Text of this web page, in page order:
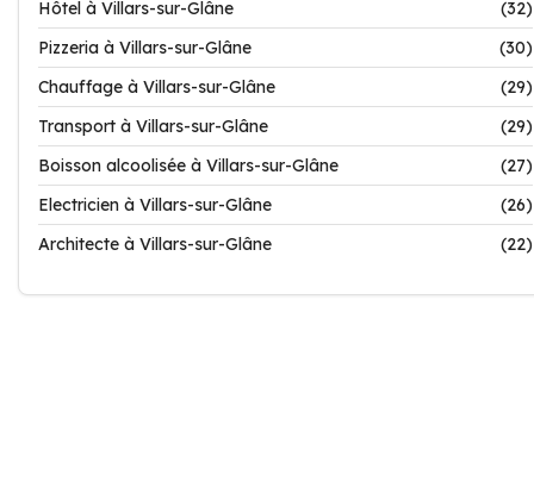
Hôtel à Villars-sur-Glâne
(32)
Pizzeria à Villars-sur-Glâne
(30)
Chauffage à Villars-sur-Glâne
(29)
Transport à Villars-sur-Glâne
(29)
Boisson alcoolisée à Villars-sur-Glâne
(27)
Electricien à Villars-sur-Glâne
(26)
Architecte à Villars-sur-Glâne
(22)